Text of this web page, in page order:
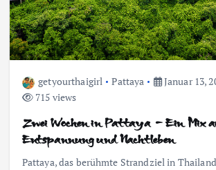
getyourthaigirl Pattaya
Januar 13,
715 views
Zwei Wochen in Pattaya – Ein Mix
Entspannung und Nachtleben
Pattaya, das berühmte Strandziel in